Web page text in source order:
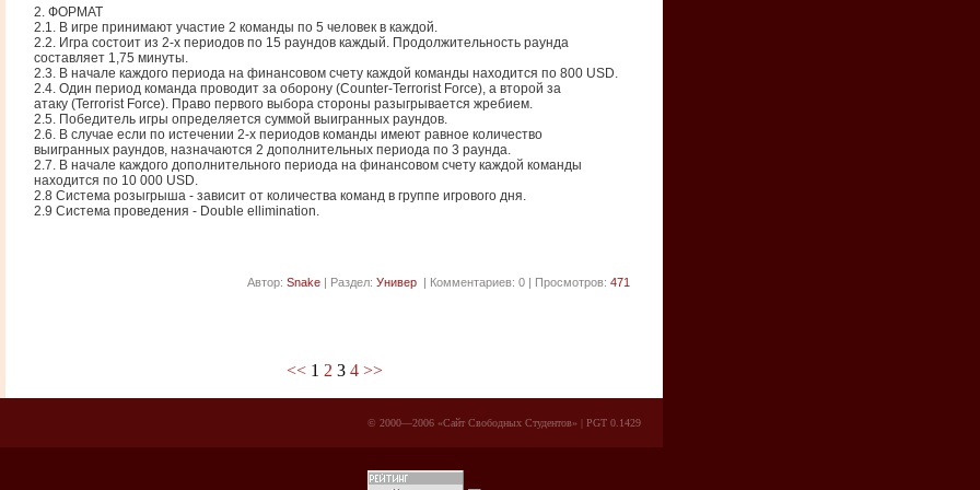
2. ФОРМАТ
2.1. В игре принимают участие 2 команды по 5 человек в каждой.
2.2. Игра состоит из 2-х периодов по 15 раундов каждый. Продолжительность раунда
составляет 1,75 минуты.
2.3. В начале каждого периода на финансовом счету каждой команды находится по 800 USD.
2.4. Один период команда проводит за оборону (Counter-Terrorist Force), а второй за
атаку (Terrorist Force). Право первого выбора стороны разыгрывается жребием.
2.5. Победитель игры определяется суммой выигранных раундов.
2.6. В случае если по истечении 2-х периодов команды имеют равное количество
выигранных раундов, назначаются 2 дополнительных периода по 3 раунда.
2.7. В начале каждого дополнительного периода на финансовом счету каждой команды
находится по 10 000 USD.
2.8 Система розыгрыша - зависит от количества команд в группе игрового дня.
2.9 Система проведения - Double ellimination.
Автор: Snake| Раздел: Универ| Комментариев: 0 | Просмотров: 471
<<1 2 3 4 >>
© 2000—2006 «Сайт Свободных Студентов» | PGT 0.1429